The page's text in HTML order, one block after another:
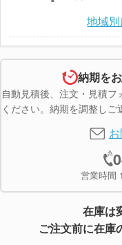
地域
納期を
自動見積後、注文・見積
ください。納期を調整しご
営業時間
在庫は
ご注文前に在庫